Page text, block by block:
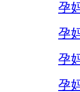
孕
孕
孕
孕